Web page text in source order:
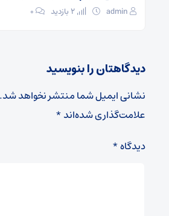
admin ۰
دیدگاهتان را بنویسید
نشانی ایمیل شما منتشر نخواهد شد.
علامت‌گذاری شده‌اند*
دیدگاه*